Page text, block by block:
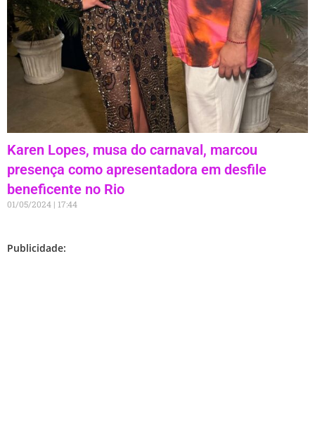
Karen Lopes, musa do carnaval, marcou
presença como apresentadora em desfile
beneficente no Rio
01/05/2024 17:44
Publicidade: